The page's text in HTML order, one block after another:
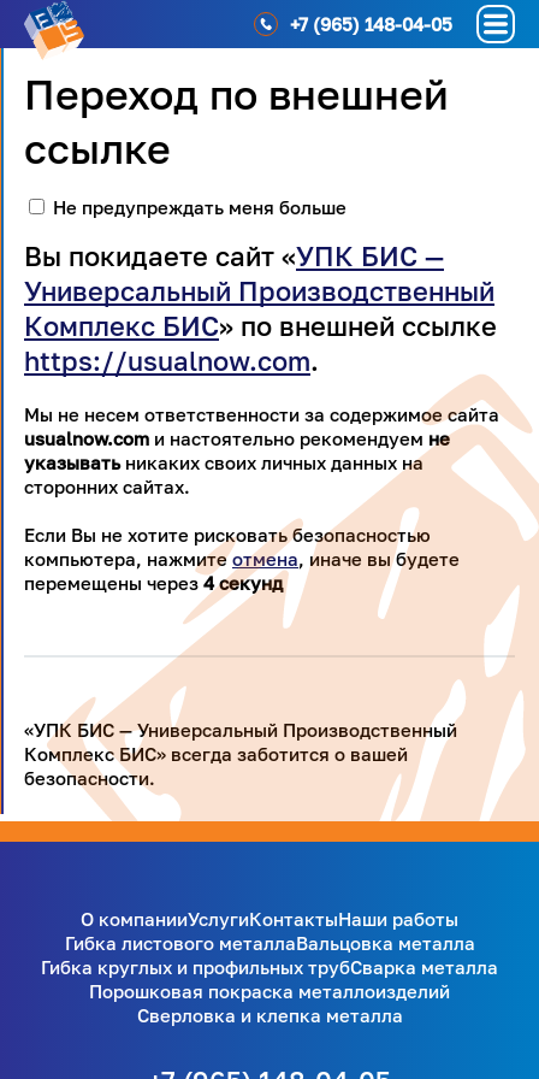
+7 (965) 148-04-05
Переход по внешней
ссылке
Не предупреждать меня больше
Вы покидаете сайт «УПК БИС —
Универсальный Производственный
Комплекс БИС» по внешней ссылке
https://usualnow.com.
Мы не несем ответственности за содержимое сайта
usualnow.com и настоятельно рекомендуем не
указыватьникаких своих личных данных на
сторонних сайтах.
Если Вы не хотите рисковать безопасностью
компьютера, нажмитеотмена, иначе вы будете
перемещены через 4секунд
«УПК БИС — Универсальный Производственный
Комплекс БИС» всегда заботится о вашей
безопасности.
О компанииУслугиКонтактыНаши работы
Гибка листового металлаВальцовка металла
Гибка круглых и профильных трубСварка металла
Порошковая покраска металлоизделий
Сверловка и клепка металла